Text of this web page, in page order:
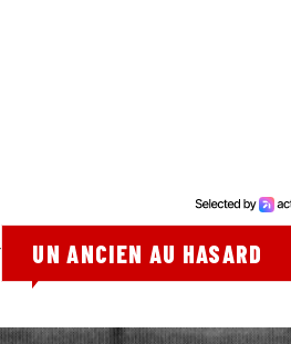
UN ANCIEN AU HASARD